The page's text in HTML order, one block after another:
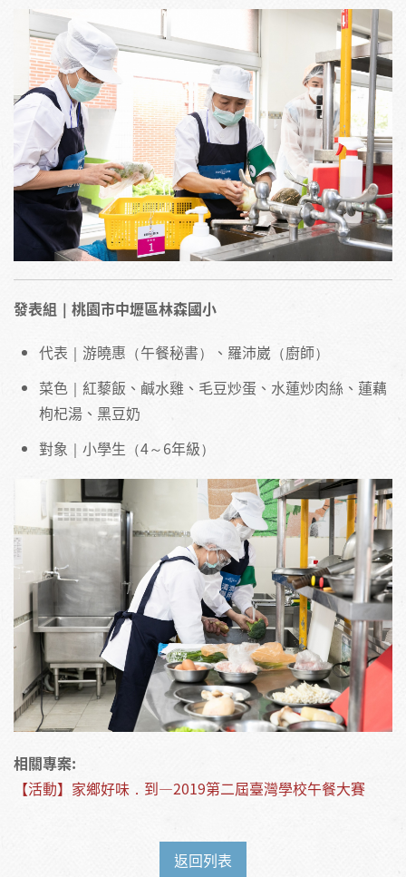
發表組｜桃園市中壢區林森國小
代表｜游曉惠（午餐秘書）、羅沛崴（廚師）
菜色｜紅藜飯、鹹水雞、毛豆炒蛋、水蓮炒肉絲、蓮藕
枸杞湯、黑豆奶
對象｜小學生（4～6年級）
相關專案:
【活動】家鄉好味．到—2019第二屆臺灣學校午餐大賽
返回列表